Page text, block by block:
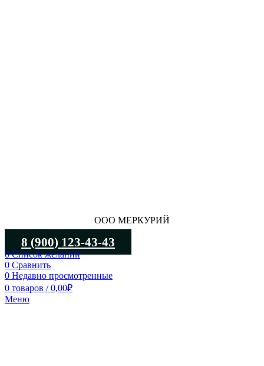
ООО МЕРКУРИЙ
8 (900) 123-43-43
0Список желаний
0 Сравнить
0 Недавно просмотренные
0 товаров / 0,00₽
Меню